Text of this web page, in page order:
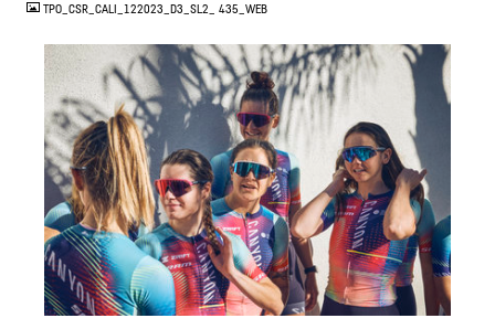
TPO_CSR_CALI_122023_D3_SL2_ 435_WEB
JPG